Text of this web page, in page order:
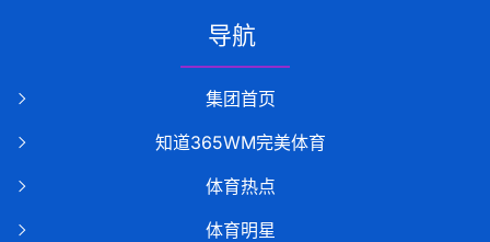
导航
集团首页
知道365WM完美体育
体育热点
体育明星